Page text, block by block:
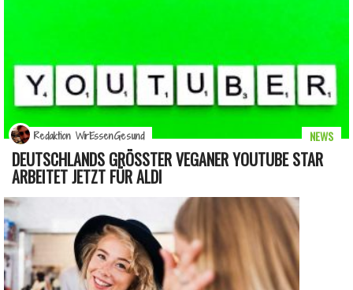
DEUTSCHLANDS GRÖSSTER VEGANER YOUTUBE STAR A
RBEITET JETZT FÜR ALDI
NEWS
Redaktion WirEssenGesund